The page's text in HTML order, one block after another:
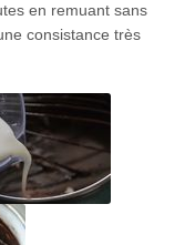
en remuant sans
consistance très